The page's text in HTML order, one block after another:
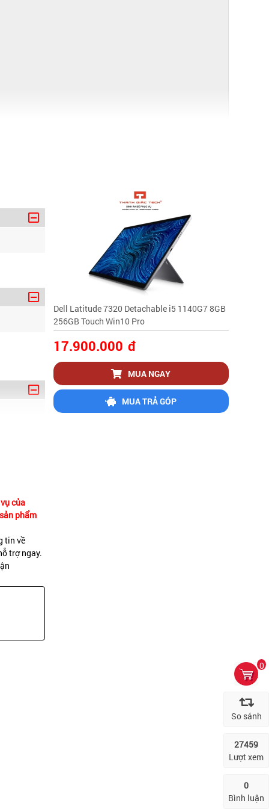
hữu cho mình hiệu năng xử lý công việc vô
nhé.
của
phẩm
tin về
trợ ngay.
Dell Latitude 7320 Detachable i5 1140G7 8GB
256GB Touch Win10 Pro
17.900.000 đ
MUA NGAY
MUA TRẢ GÓP
0
So sánh
27459
Lượt xem
0
Bình luận